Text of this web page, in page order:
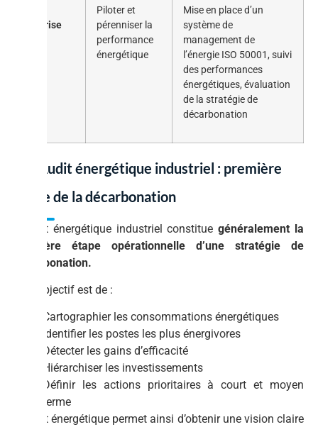
valorise
Piloter et
pérenniser la
performance
énergétique
Mise en place d’un
système de
management de
l’énergie ISO 50001, suivi
des performances
énergétiques, évaluation
de la stratégie de
décarbonation
03. Audit énergétique industriel : première
étape de la décarbonation
L’audit énergétique industriel constituegénéralement la
première étape opérationnelle d’une stratégie de
décarbonation.
Son objectif est de :
Cartographier les consommations énergétiques
Identifier les postes les plus énergivores
Détecter les gains d’efficacité
Hiérarchiser les investissements
Définir les actions prioritaires à court et moyen
terme
L’audit énergétique permet ainsi d’obtenir une vision claire